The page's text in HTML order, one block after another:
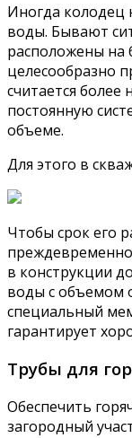
Иногда колодец
воды. Бывают
расположены на
целесообразно
считается
постоянную
объеме.
Для этого в
Чтобы срок его
в конструкции
воды с объемом
специальный
гарантирует
Трубы для
Обеспечить
загородный